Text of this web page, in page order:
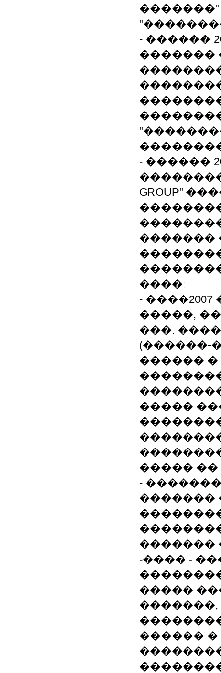
- ������
�������
- ������
��������
GROUP"
�������
����:
-
�����,
���.
(������-
������
�����
����� ��
-
�������
�������
-���� -
�����
������